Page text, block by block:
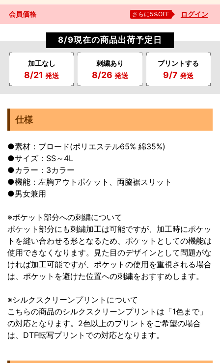
会員価格 さらに5%OFF ログイン
8/9現在の商品出荷予定日
加工なし
8/21 発送
刺繍あり
8/26 発送
プリントする
9/7 発送
仕様
●素材：ブロード(ポリエステル65% 綿35%)
●サイズ：SS～4L
●カラー：3カラー
●機能：左胸アウトポケット、両脇裾スリット
●男女兼用
※ポケット部分への刺繍について
ポケット部分にも刺繍加工は可能ですが、加工時にポケッ
トを縫い合わせる形となるため、ポケットとしての機能は
使用できなくなります。見た目のデザインとして問題がな
ければ加工可能ですが、ポケットの使用を重視される場合
は、ポケットを避けた位置への刺繍をおすすめします。
※シルクスクリーンプリントについて
こちらの商品のシルクスクリーンプリントは「1色まで」
の対応となります。2色以上のプリントをご希望の場合
は、DTF転写プリントでの対応となります。